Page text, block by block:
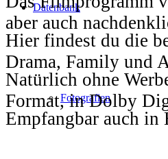
Datenbank
Fotografien
aber auch
Hier findest du die
Drama, Family und
Natürlich ohne
Format, in Dolby
Empfangbar auch in